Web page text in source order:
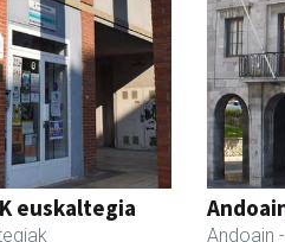
euskaltegia
Andoain